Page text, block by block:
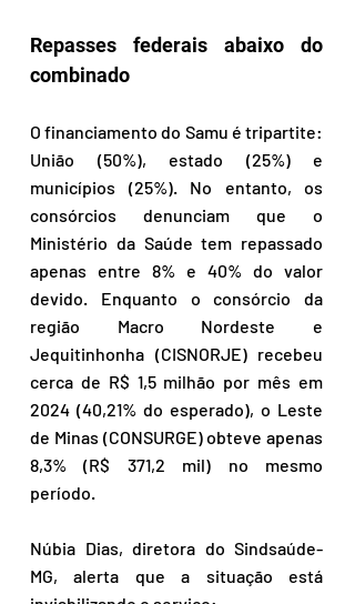
Repasses federais abaixo do
combinado
O financiamento do Samu é tripartite:
União (50%), estado (25%) e
municípios (25%). No entanto, os
consórcios denunciam que o
Ministério da Saúde tem repassado
apenas entre 8% e 40% do valor
devido. Enquanto o consórcio da
região Macro Nordeste e
Jequitinhonha (CISNORJE) recebeu
cerca de R$ 1,5 milhão por mês em
2024 (40,21% do esperado), o Leste
de Minas (CONSURGE) obteve apenas
8,3% (R$ 371,2 mil) no mesmo
período.
Núbia Dias, diretora do Sindsaúde-
MG, alerta que a situação está